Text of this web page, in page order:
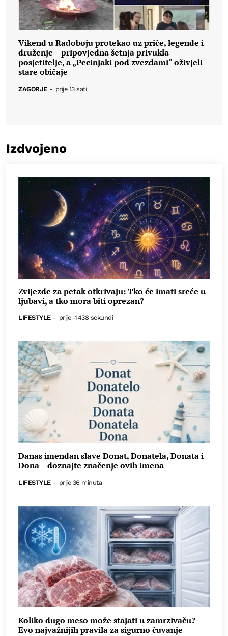
Vikend u Radoboju protekao uz priče, legende i
druženje – pripovjedna šetnja privukla
posjetitelje, a „Pecinjaki pod zvezdami“ oživjeli
stare običaje
ZAGORJE - prije 13 sati
Izdvojeno
Zvijezde za petak otkrivaju: Tko će imati sreće u
ljubavi, a tko mora biti oprezan?
LIFESTYLE - prije -1438 sekundi
Danas imendan slave Donat, Donatela, Donata i
Dona – doznajte značenje ovih imena
LIFESTYLE - prije 36 minuta
Koliko dugo meso može stajati u zamrzivaču?
Evo najvažnijih pravila za sigurno čuvanje